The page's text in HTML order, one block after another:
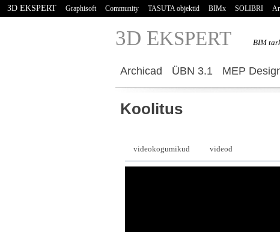
3D EKSPERT Graphisoft Community TASUTA objektid BIMx SOLIBRI
3D EKSPERT BIM
Archicad ÜBN 3.1 MEP
Koolitus
videokogumikud videod